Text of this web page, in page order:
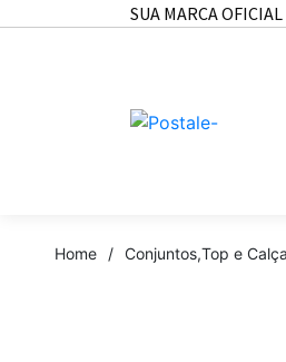
SUA MARCA
Home / Conjuntos,Top e Calça